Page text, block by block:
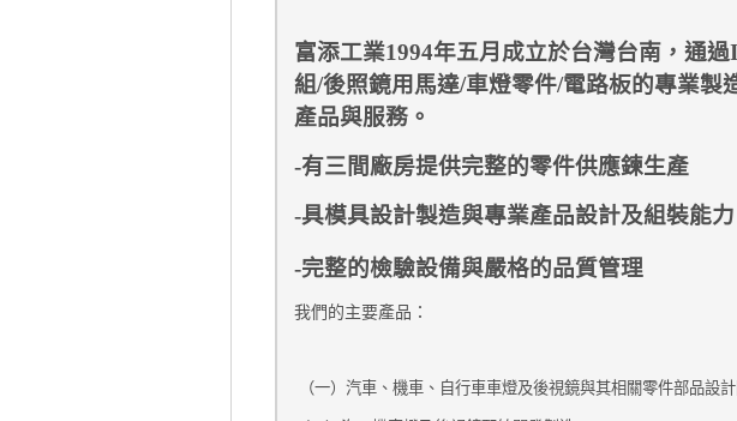
富添工業1994年五月成立於台灣台南，通過
組/後照鏡用馬達/車燈零件/電路板的專業製
產品與服務。
-有三間廠房提供完整的零件供應鍊生產
-具模具設計製造與專業產品設計及組裝能力
-完整的檢驗設備與嚴格的品質管理
我們的主要產品：
（一）汽車、機車、自行車車燈及後視鏡與其相關零件部品設